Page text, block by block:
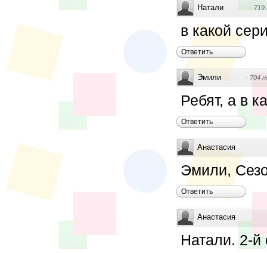
Натали · 719
в какой
Ответить
Эмили · 704
Ребят, а в
Ответить
Анастасия
Эмили,
Ответить
Анастасия
Натали. 2-й